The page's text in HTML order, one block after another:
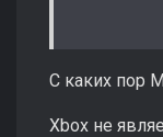
С каких пор
Xbox не